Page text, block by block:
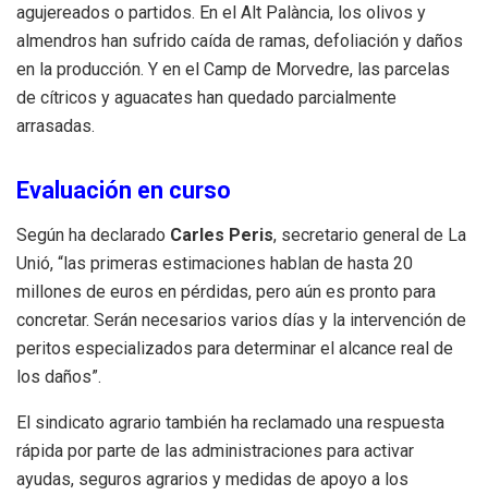
agujereados o partidos. En el Alt Palància, los olivos y
almendros han sufrido caída de ramas, defoliación y daños
en la producción. Y en el Camp de Morvedre, las parcelas
de cítricos y aguacates han quedado parcialmente
arrasadas.
Evaluación en curso
Según ha declarado Carles Peris, secretario general de La
Unió, “las primeras estimaciones hablan de hasta 20
millones de euros en pérdidas, pero aún es pronto para
concretar. Serán necesarios varios días y la intervención de
peritos especializados para determinar el alcance real de
los daños”.
El sindicato agrario también ha reclamado una respuesta
rápida por parte de las administraciones para activar
ayudas, seguros agrarios y medidas de apoyo a los